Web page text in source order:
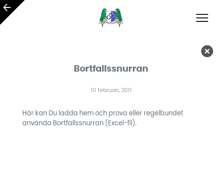
Bortfallssnurran
10 februari, 2011
Här kan Du ladda hem och prova eller regelbundet
använda Bortfallssnurran (Excel-fil).